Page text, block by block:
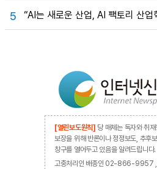
5 “AI는 새로운 산업, AI 팩토리 산
[열린보도원칙] 당 매체는 독자와 취
보장을 위해 반론이나 정정보도, 추후
창구를 열어두고 있음을 알려드립니다.
고충처리인 배종인 02-866-